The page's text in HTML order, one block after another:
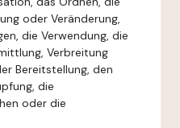
oder Veränderung,
die Verwendung, die
Verbreitung
Bereitstellung, den
die
oder die